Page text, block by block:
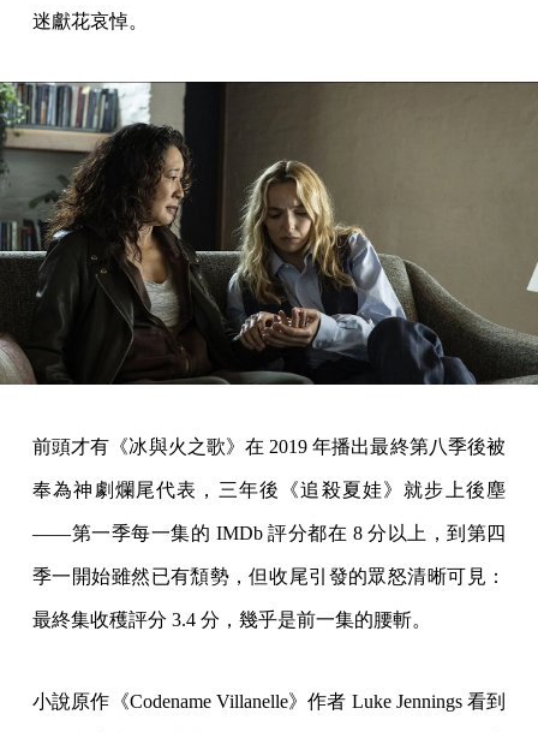
迷獻花哀悼。
前頭才有《冰與火之歌》在 2019 年播出最終第八季後被
奉為神劇爛尾代表，三年後《追殺夏娃》就步上後塵
——第一季每一集的 IMDb 評分都在 8 分以上，到第四
季一開始雖然已有頹勢，但收尾引發的眾怒清晰可見：
最終集收穫評分 3.4 分，幾乎是前一集的腰斬。
小說原作《Codename Villanelle》作者 Luke Jennings 看到